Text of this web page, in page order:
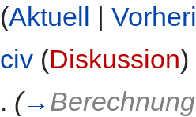
(Aktuell |
civ (Diskussion)
. (→